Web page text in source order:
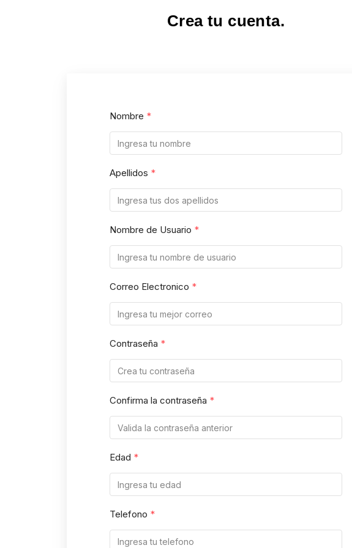
Crea tu cuenta.
Nombre *
Apellidos *
Nombre de Usuario *
Correo Electronico *
Contraseña *
Confirma la contraseña *
Edad *
Telefono *